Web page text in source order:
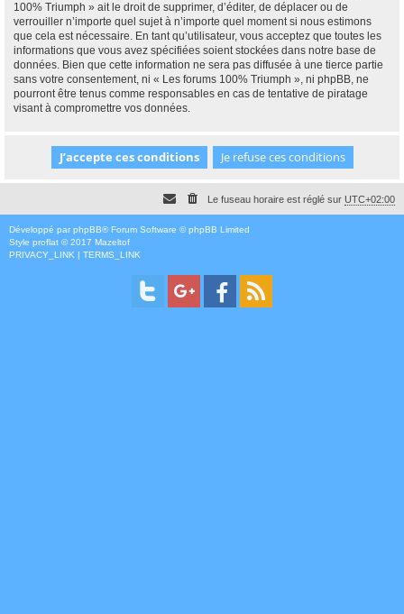
100% Triumph » ait le droit de supprimer, d’éditer, de déplacer ou de
verrouiller n’importe quel sujet à n’importe quel moment si nous estimons
que cela est nécessaire. En tant qu’utilisateur, vous acceptez que toutes les
informations que vous avez spécifiées soient stockées dans notre base de
données. Bien que cette information ne sera pas diffusée à une tierce partie
sans votre consentement, ni « Les forums 100% Triumph », ni phpBB, ne
pourront être tenus comme responsables en cas de tentative de piratage
visant à compromettre vos données.
Le fuseau horaire est réglé sur UTC+02:00
Développé par phpBB® Forum Software © phpBB Limited
Style proflat © 2017 Mazeltof
PRIVACY_LINK | TERMS_LINK